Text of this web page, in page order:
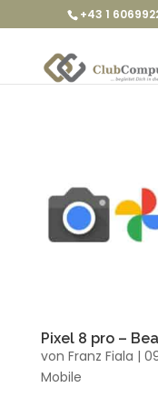
+43 1
Pixel 8 pro –
von Franz Fiala |
Mobile